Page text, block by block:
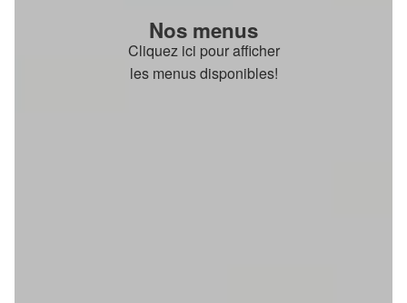
Nos menus
Cliquez ici pour afficher
les menus disponibles!